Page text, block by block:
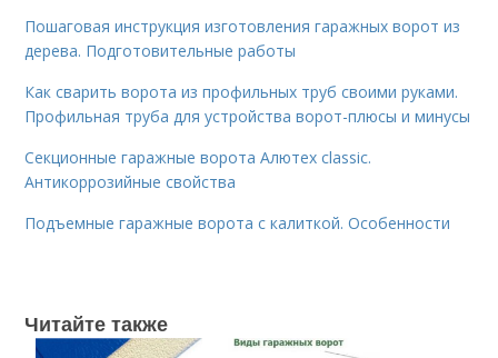
Пошаговая инструкция изготовления гаражных ворот из
дерева. Подготовительные работы
Как сварить ворота из профильных труб своими руками.
Профильная труба для устройства ворот-плюсы и минусы
Секционные гаражные ворота Алютех classic.
Антикоррозийные свойства
Подъемные гаражные ворота с калиткой. Особенности
Читайте также